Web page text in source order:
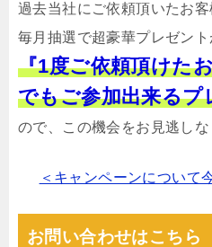
過去当社にご依頼頂いたお客
毎月抽選で超豪華プレゼント
『1度ご依頼頂けた
でもご参加出来るプ
ので、この機会をお見逃しな
＜キャンペーンについて
お問い合わせはこちら